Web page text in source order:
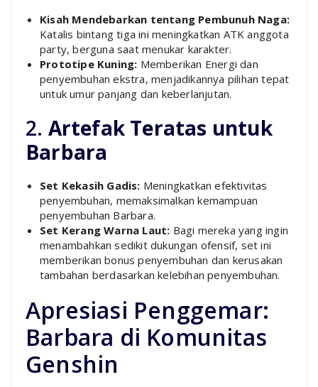
Kisah Mendebarkan tentang Pembunuh Naga:
Katalis bintang tiga ini meningkatkan ATK anggota
party, berguna saat menukar karakter.
Prototipe Kuning: Memberikan Energi dan
penyembuhan ekstra, menjadikannya pilihan tepat
untuk umur panjang dan keberlanjutan.
2. Artefak Teratas untuk
Barbara
Set Kekasih Gadis: Meningkatkan efektivitas
penyembuhan, memaksimalkan kemampuan
penyembuhan Barbara.
Set Kerang Warna Laut: Bagi mereka yang ingin
menambahkan sedikit dukungan ofensif, set ini
memberikan bonus penyembuhan dan kerusakan
tambahan berdasarkan kelebihan penyembuhan.
Apresiasi Penggemar:
Barbara di Komunitas
Genshin